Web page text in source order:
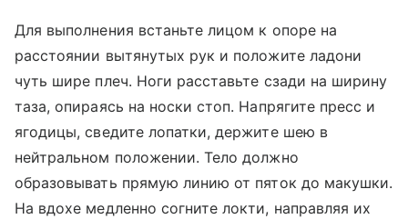
Для выполнения встаньте лицом к опоре на
расстоянии вытянутых рук и положите ладони
чуть шире плеч. Ноги расставьте сзади на ширину
таза, опираясь на носки стоп. Напрягите пресс и
ягодицы, сведите лопатки, держите шею в
нейтральном положении. Тело должно
образовывать прямую линию от пяток до макушки.
На вдохе медленно согните локти, направляя их